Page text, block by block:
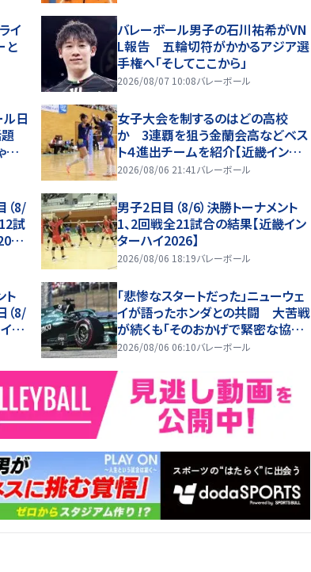
イ
と
バレーボール男子の石川祐希がVN
L報告 五輪切符がかかるアジア選
手権へ「そしてここから」
2026/08/07 10:08バレーボール
ル日
キ
女子大会を制するのはどの高校
か 3連覇を狙う金蘭会高などベス
ト４進出チームを紹介【近畿インタ
ーハイ2026】
2026/08/06 21:41 バレーボール
（8/
試
男子2日目（8/6）決勝トーナメント
1、2回戦全21試合の結果【近畿イン
ターハイ2026】
2026/08/06 18:19バレーボール
ト
（8/
20
「悲惨なスタートだった」ニューウェ
イが語ったホンダとの共闘 大苦戦
が続くも「そのおかげで緊密な協力
関係を築けた」
2026/08/06 06:10バレーボール